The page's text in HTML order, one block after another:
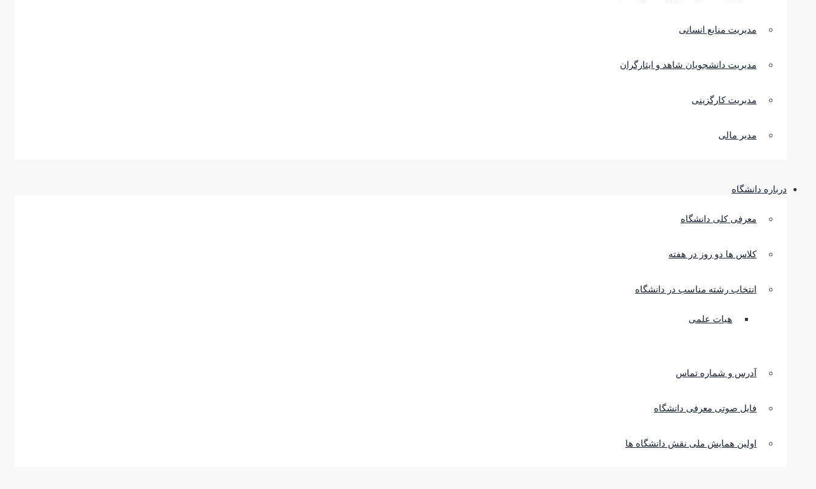
مدیریت منابع انسانی
مدیریت دانشجویان شاهد و ایثارگران
مدیریت کارگزینی
مدیر مالی
درباره دانشگاه
معرفی کلی دانشگاه
کلاس ها دو روز در هفته
انتخاب رشته مناسب در دانشگاه
هیات علمی
آدرس و شماره تماس
فایل صوتی معرفی دانشگاه
اولین همایش ملی نقش دانشگاه ها